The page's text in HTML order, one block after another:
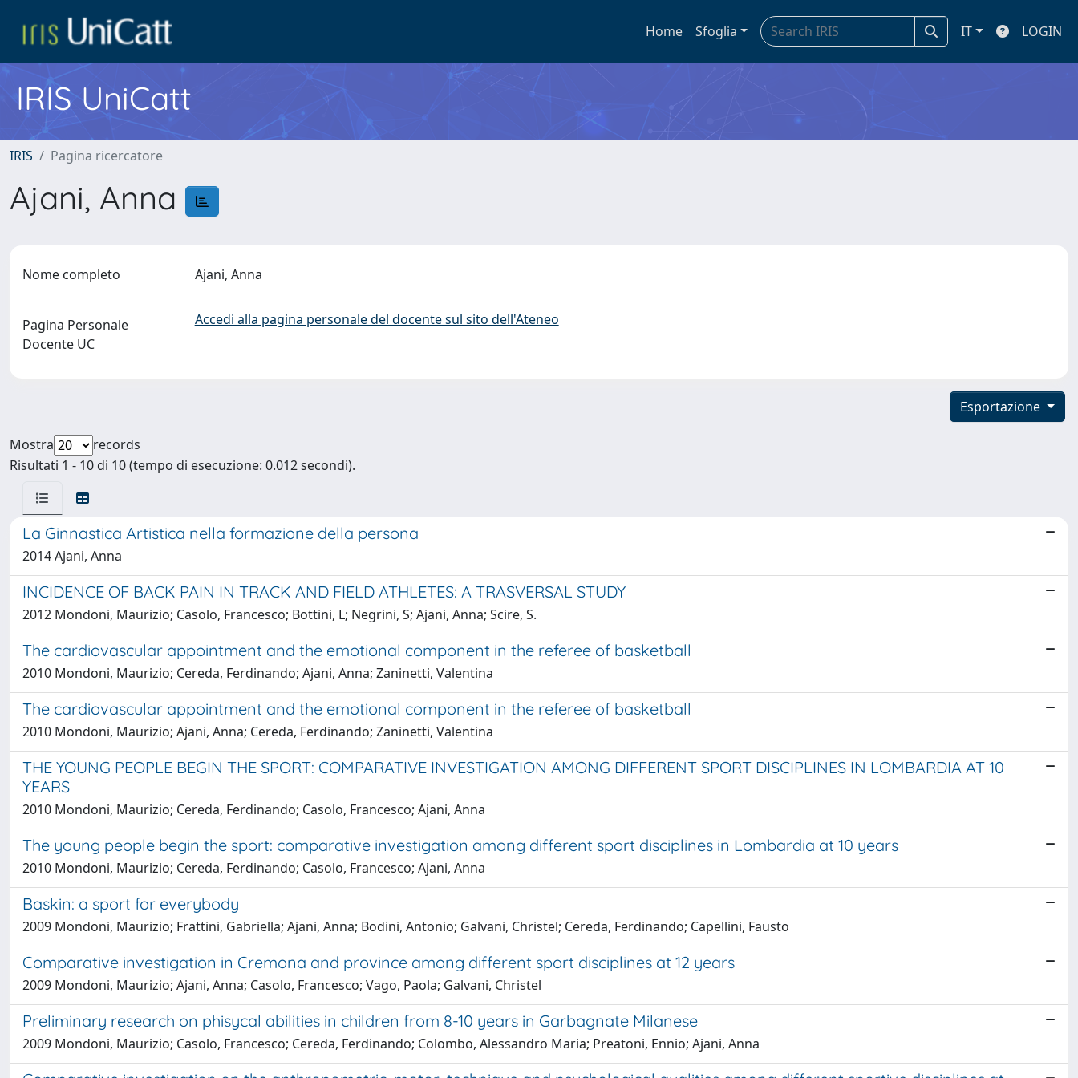
Home Sfoglia IT LOGIN
IRIS UniCatt
IRIS Pagina ricercatore
Ajani, Anna
Nome completo Ajani, Anna
Pagina Personale
Docente UC
Accedi alla pagina personale del docente sul sito dell'Ateneo
Esportazione
Mostra
records
Risultati 1 - 10 di 10 (tempo di esecuzione: 0.012 secondi).
La Ginnastica Artistica nella formazione della persona
2014 Ajani, Anna
INCIDENCE OF BACK PAIN IN TRACK AND FIELD ATHLETES: A TRASVERSAL STUDY
2012 Mondoni, Maurizio; Casolo, Francesco; Bottini, L; Negrini, S; Ajani, Anna; Scire, S.
The cardiovascular appointment and the emotional component in the referee of basketball
2010 Mondoni, Maurizio; Cereda, Ferdinando; Ajani, Anna; Zaninetti, Valentina
The cardiovascular appointment and the emotional component in the referee of basketball
2010 Mondoni, Maurizio; Ajani, Anna; Cereda, Ferdinando; Zaninetti, Valentina
THE YOUNG PEOPLE BEGIN THE SPORT: COMPARATIVE INVESTIGATION AMONG DIFFERENT SPORT DISCIPLINES IN LOMBARDIA AT 10
YEARS
2010 Mondoni, Maurizio; Cereda, Ferdinando; Casolo, Francesco; Ajani, Anna
The young people begin the sport: comparative investigation among different sport disciplines in Lombardia at 10 years
2010 Mondoni, Maurizio; Cereda, Ferdinando; Casolo, Francesco; Ajani, Anna
Baskin: a sport for everybody
2009 Mondoni, Maurizio; Frattini, Gabriella; Ajani, Anna; Bodini, Antonio; Galvani, Christel; Cereda, Ferdinando; Capellini, Fausto
Comparative investigation in Cremona and province among different sport disciplines at 12 years
2009 Mondoni, Maurizio; Ajani, Anna; Casolo, Francesco; Vago, Paola; Galvani, Christel
Preliminary research on phisycal abilities in children from 8-10 years in Garbagnate Milanese
2009 Mondoni, Maurizio; Casolo, Francesco; Cereda, Ferdinando; Colombo, Alessandro Maria; Preatoni, Ennio; Ajani, Anna